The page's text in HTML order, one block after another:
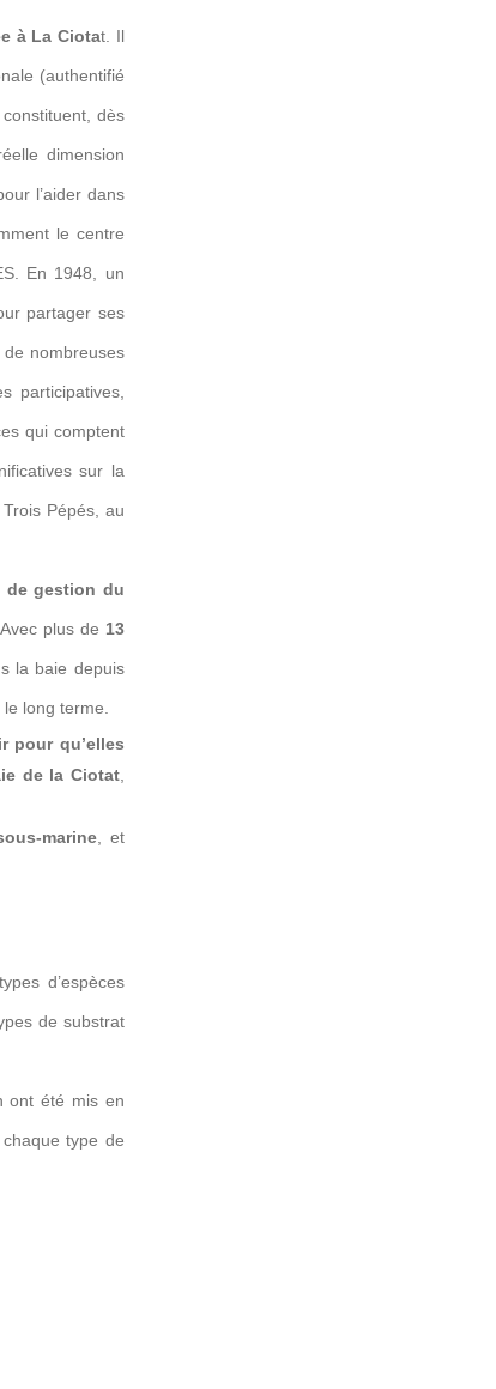
à La Ciotat. Il
(authentifié
dès
dimension
l’aider dans
le centre
En 1948, un
partager ses
nombreuses
participatives,
qui comptent
sur la
Pépés, au
de gestion du
plus de 13
la baie depuis
long terme.
pour qu’elles
de la Ciotat,
marine, et
d’espèces
de substrat
ont été mis en
type de